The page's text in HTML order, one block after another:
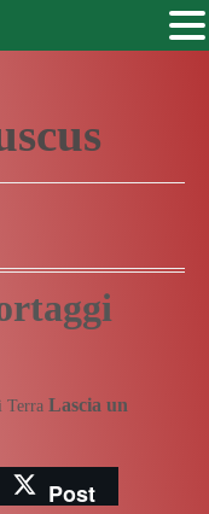
Terra Lascia un
Post